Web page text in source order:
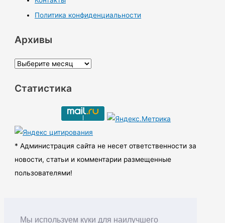
Мы используем куки для наилучшего
Политика конфиденциальности
Архивы
А
х
ы
Статистика
* Администрация сайта не несет ответственности за
новости, статьи и комментарии размещенные
пользователями!